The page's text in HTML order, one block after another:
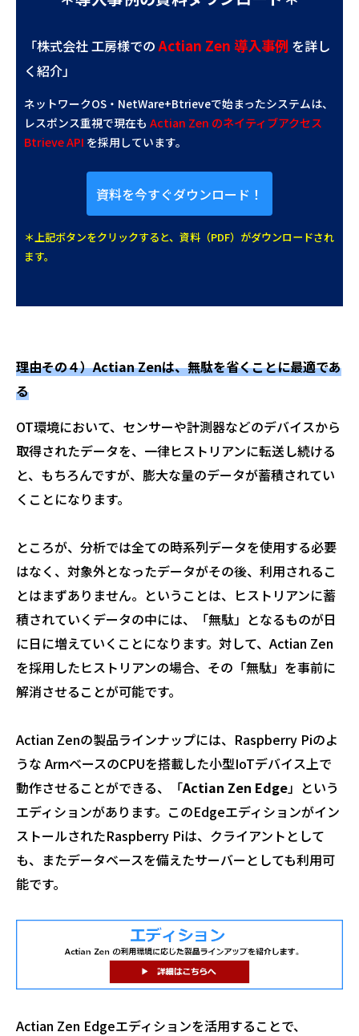
「株式会社 工房様での Actian Zen 導入事例 を詳し
く紹介」
ネットワークOS・NetWare+Btrieveで始まったシステムは、
レスポンス重視で現在も Actian Zen のネイティブアクセス
Btrieve API を採用しています。
資料を今すぐダウンロード！
＊上記ボタンをクリックすると、資料（PDF）がダウンロードされ
ます。
理由その４）Actian Zenは、無駄を省くことに最適であ
る
OT環境において、センサーや計測器などのデバイスから
取得されたデータを、一律ヒストリアンに転送し続ける
と、もちろんですが、膨大な量のデータが蓄積されてい
くことになります。
ところが、分析では全ての時系列データを使用する必要
はなく、対象外となったデータがその後、利用されるこ
とはまずありません。ということは、ヒストリアンに蓄
積されていくデータの中には、「無駄」となるものが日
に日に増えていくことになります。対して、Actian Zen
を採用したヒストリアンの場合、その「無駄」を事前に
解消させることが可能です。
Actian Zenの製品ラインナップには、Raspberry Piのよ
うな ArmベースのCPUを搭載した小型IoTデバイス上で
動作させることができる、「Actian Zen Edge」という
エディションがあります。このEdgeエディションがイン
ストールされたRaspberry Piは、クライアントとして
も、またデータベースを備えたサーバーとしても利用可
能です。
Actian Zen Edgeエディションを活用することで、